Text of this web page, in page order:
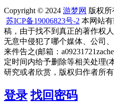
Copyright © 2024 游梦网 版权所
苏ICP备19006823号-2 本网站
稿，由于找不到真正的著作权
无意中侵犯了哪个媒体、公司
来件告之(邮箱：
定时间内给予删除等相关处理(
研究或者欣赏，版权归作者所有)
登录 找回密码